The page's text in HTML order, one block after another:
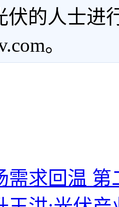
伏的人士进
。
需求回温